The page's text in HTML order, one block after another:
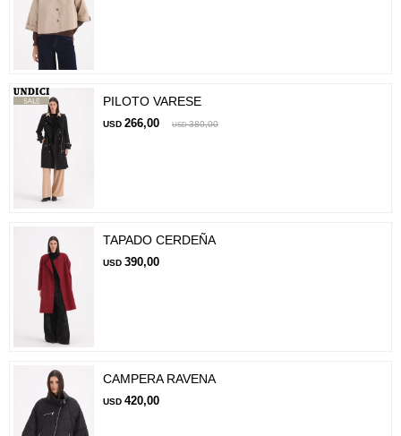
PILOTO VARESE
USD 266,00 USD 380,00
TAPADO CERDEÑA
USD 390,00
CAMPERA RAVENA
USD 420,00